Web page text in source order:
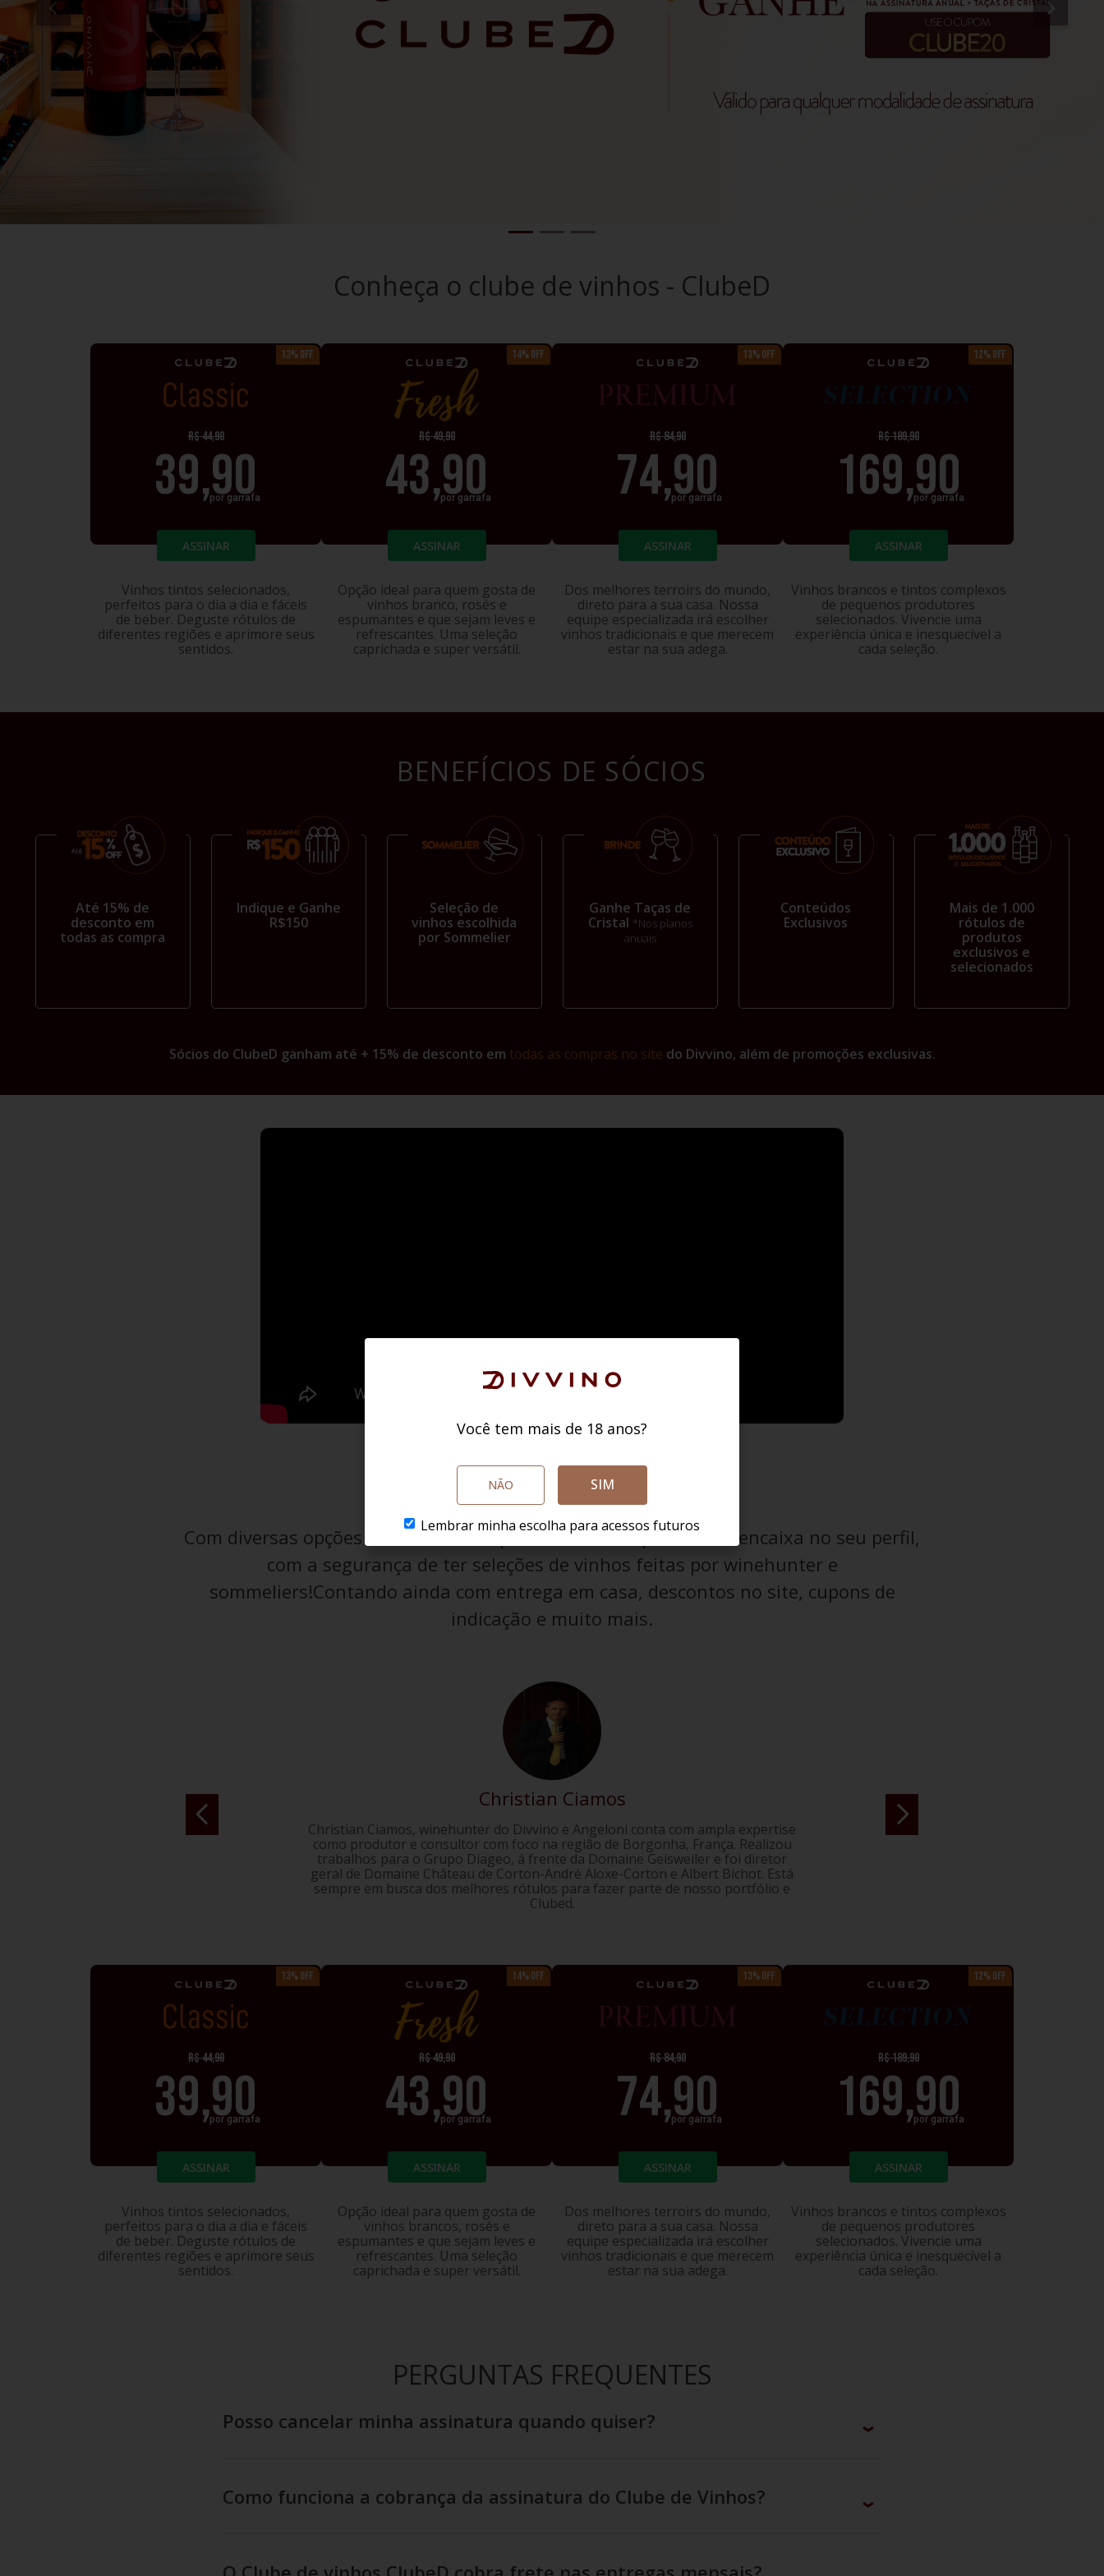
Conheça o clube de vinhos - ClubeD
13% OFF
CLASSIC
R$44,90
39,90
por garrafa
ASSINAR
Vinhos tintos selecionados,
perfeitos para o dia a dia e fáceis
de beber. Deguste rótulos de
diferentes regiões e aprimore seus
sentidos.
14% OFF
FRESH
R$49,90
43,90
por garrafa
ASSINAR
Opção ideal para quem gosta de
vinhos branco, rosés e
espumantes e que sejam leves e
refrescantes. Uma seleção
caprichada e super versátil.
13% OFF
PREMIUM
R$84,90
74,90
por garrafa
ASSINAR
Dos melhores terroirs do mundo,
direto para a sua casa. Nossa
equipe especializada irá escolher
vinhos tradicionais e que merecem
estar na sua adega.
12% OFF
R$189,90
169,90
por garrafa
ASSINAR
Vinhos brancos e tintos complexos
de pequenos produtores
selecionados. Vivencie uma
experiência única e inesquecível a
cada seleção.
BENEFÍCIOS DE SÓCIOS
Até 15% de
desconto em
todas as compra
Indique e Ganhe
R$150
Seleção de
vinhos escolhida
por Sommelier
Ganhe Taças de
Cristal *Nos planos
anuais
Conteúdos
Exclusivos
Mais de 1.000
rótulos de
produtos
exclusivos e
selecionados
Sócios do ClubeD ganham até + 15% de desconto em todas as compras no site do Divvino, além de promoções exclusivas.
CURADORIA CLUBED
Com diversas opções de assinaturas para escolher a que melhor encaixa no seu perfil,
com a segurança de ter seleções de vinhos feitas por winehunter e
sommeliers!Contando ainda com entrega em casa, descontos no site, cupons de
indicação e muito mais.
Christian Ciamos
Christian Ciamos, winehunter do Divvino e Angeloni conta com ampla expertise
como produtor e consultor com foco na região de Borgonha, França. Realizou
trabalhos para o Grupo Diageo, á frente da Domaine Geisweiler e foi diretor
geral de Domaine Château de Corton-André Aloxe-Corton e Albert Bichot. Está
sempre em busca dos melhores rótulos para fazer parte de nosso portfólio e
Clubed.
13% OFF
CLASSIC
R$44,90
39,90
por garrafa
ASSINAR
Vinhos tintos selecionados,
perfeitos para o dia a dia e fáceis
de beber. Deguste rótulos de
diferentes regiões e aprimore seus
sentidos.
14% OFF
FRESH
R$49,90
43,90
por garrafa
ASSINAR
Opção ideal para quem gosta de
vinhos brancos, rosés e
espumantes e que sejam leves e
refrescantes. Uma seleção
caprichada e super versátil.
13% OFF
PREMIUM
R$84,90
74,90
por garrafa
ASSINAR
Dos melhores terroirs do mundo,
direto para a sua casa. Nossa
equipe especializada irá escolher
vinhos tradicionais e que merecem
estar na sua adega.
12% OFF
R$189,90
169,90
por garrafa
ASSINAR
Vinhos brancos e tintos complexos
de pequenos produtores
selecionados. Vivencie uma
experiência única e inesquecível a
cada seleção.
PERGUNTAS FREQUENTES
Posso cancelar minha assinatura quando quiser?
Como funciona a cobrança da assinatura do Clube de Vinhos?
Você tem mais de 18 anos?
NÃO SIM
Lembrar minha escolha para acessos futuros